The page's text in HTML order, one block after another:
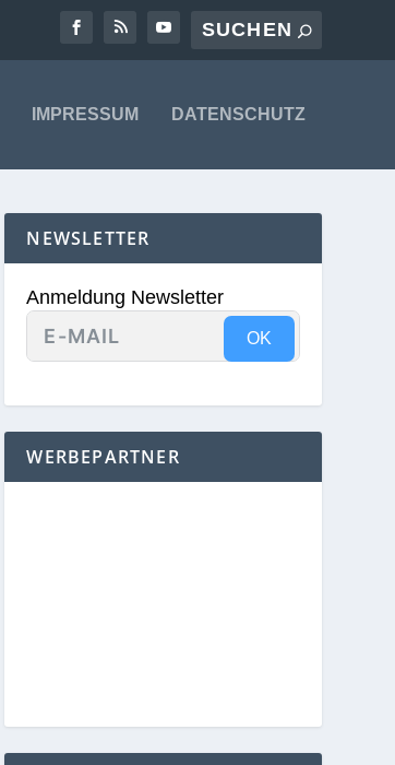
IMPRESSUM DATENSCHUTZ
NEWSLETTER
Anmeldung Newsletter
OK
WERBEPARTNER